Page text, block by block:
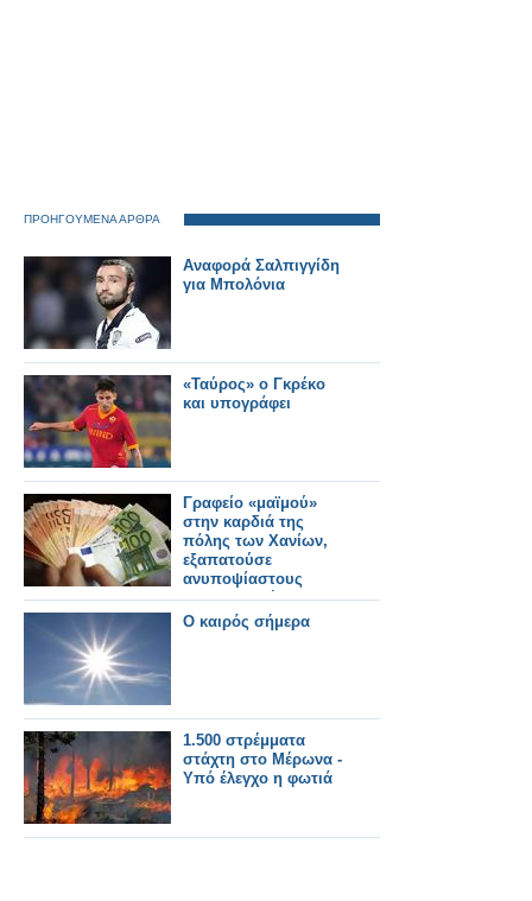
ΠΡΟΗΓΟΥΜΕΝΑ ΑΡΘΡΑ
Αναφορά Σαλπιγγίδη
για Μπολόνια
«Ταύρος» ο Γκρέκο
και υπογράφει
Γραφείο «μαϊμού»
στην καρδιά της
πόλης των Χανίων,
εξαπατούσε
ανυποψίαστους
υπερχρεωμένους
καταναλωτές
Ο καιρός σήμερα
1.500 στρέμματα
στάχτη στο Μέρωνα -
Υπό έλεγχο η φωτιά